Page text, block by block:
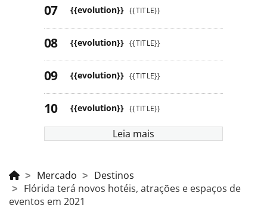
{{evolution}} {{TITLE}}
{{evolution}} {{TITLE}}
{{evolution}} {{TITLE}}
{{evolution}} {{TITLE}}
Leia mais
Mercado
Destinos
Flórida terá novos hotéis, atrações e espaços de
eventos em 2021